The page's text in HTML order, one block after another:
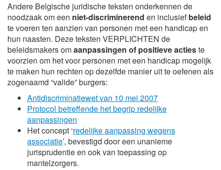
Andere Belgische juridische teksten onderkennen de
noodzaak om een niet-discriminerend en inclusiefbeleid
te voeren ten aanzien van personen met een handicap en
hun naasten. Deze teksten VERPLICHTEN de
beleidsmakers omaanpassingen of positieveactieste
voorzien om het voor personen met een handicap mogelijk
te maken hun rechten op dezelfde manier uit te oefenen als
zogenaamd “valide” burgers:
Antidiscriminatiewet van 10 mei 2007
Protocol betreffende het begrip redelijke
aanpassingen
Het concept ‘redelijke aanpassing wegens
associatie’, bevestigd door een unanieme
jurisprudentie en ook van toepassing op
mantelzorgers.